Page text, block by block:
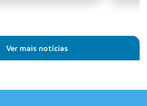
Ver mais notícias